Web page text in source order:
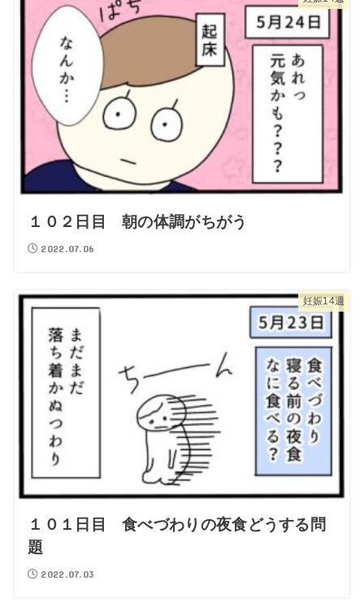
１０２日目 朝の体調がちがう
2022.07.06
妊娠14週
１０１日目 食べづわりの夜食どうする問
題
2022.07.03